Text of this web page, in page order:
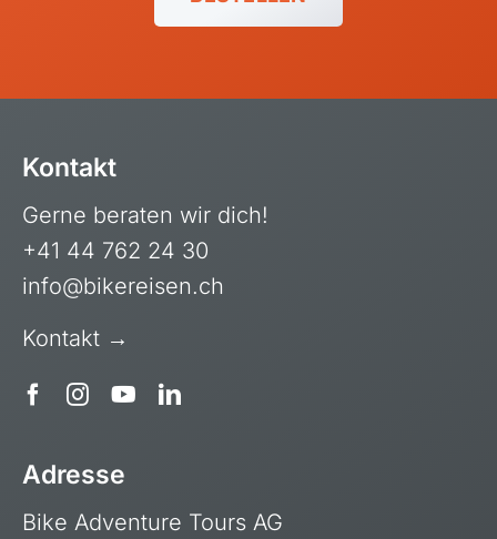
Kontakt
Gerne beraten wir dich!
+41 44 762 24 30
info@bikereisen.ch
Kontakt →
Adresse
Bike Adventure Tours AG
Bikestationen
Finnland
Frankreich
Griechenland
Island
Italien
Madeira, Portugal
Österreich
Polen, Masuren